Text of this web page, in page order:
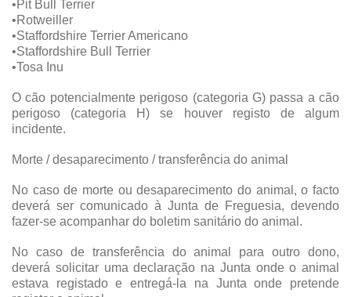
•Pit Bull Terrier
•Rotweiller
•Staffordshire Terrier Americano
•Staffordshire Bull Terrier
•Tosa Inu
O cão potencialmente perigoso (categoria G) passa a cão
perigoso (categoria H) se houver registo de algum
incidente.
Morte / desaparecimento / transferência do animal
No caso de morte ou desaparecimento do animal, o facto
deverá ser comunicado à Junta de Freguesia, devendo
fazer-se acompanhar do boletim sanitário do animal.
No caso de transferência do animal para outro dono,
deverá solicitar uma declaração na Junta onde o animal
estava registado e entregá-la na Junta onde pretende